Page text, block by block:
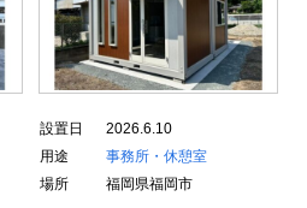
設置日
2026.6.10
用途
事務所・休憩室
場所
福岡県福岡市